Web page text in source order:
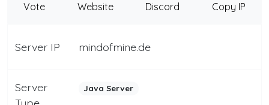
Vote Website Discord Copy IP
Server IP mindofmine.de
Server
Java Server